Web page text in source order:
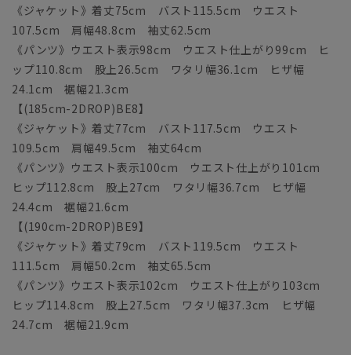
《ジャケット》着丈75cm バスト115.5cm ウエスト
107.5cm 肩幅48.8cm 袖丈62.5cm
《パンツ》ウエスト表示98cm ウエスト仕上がり99cm ヒ
ップ110.8cm 股上26.5cm ワタリ幅36.1cm ヒザ幅
24.1cm 裾幅21.3cm
【(185cm-2DROP)BE8】
《ジャケット》着丈77cm バスト117.5cm ウエスト
109.5cm 肩幅49.5cm 袖丈64cm
《パンツ》ウエスト表示100cm ウエスト仕上がり101cm
ヒップ112.8cm 股上27cm ワタリ幅36.7cm ヒザ幅
24.4cm 裾幅21.6cm
【(190cm-2DROP)BE9】
《ジャケット》着丈79cm バスト119.5cm ウエスト
111.5cm 肩幅50.2cm 袖丈65.5cm
《パンツ》ウエスト表示102cm ウエスト仕上がり103cm
ヒップ114.8cm 股上27.5cm ワタリ幅37.3cm ヒザ幅
24.7cm 裾幅21.9cm